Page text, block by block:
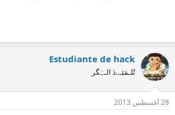
Estudiante de hack
تْلـمَێـےڎ الـہَگر
28 أغسطس 2013